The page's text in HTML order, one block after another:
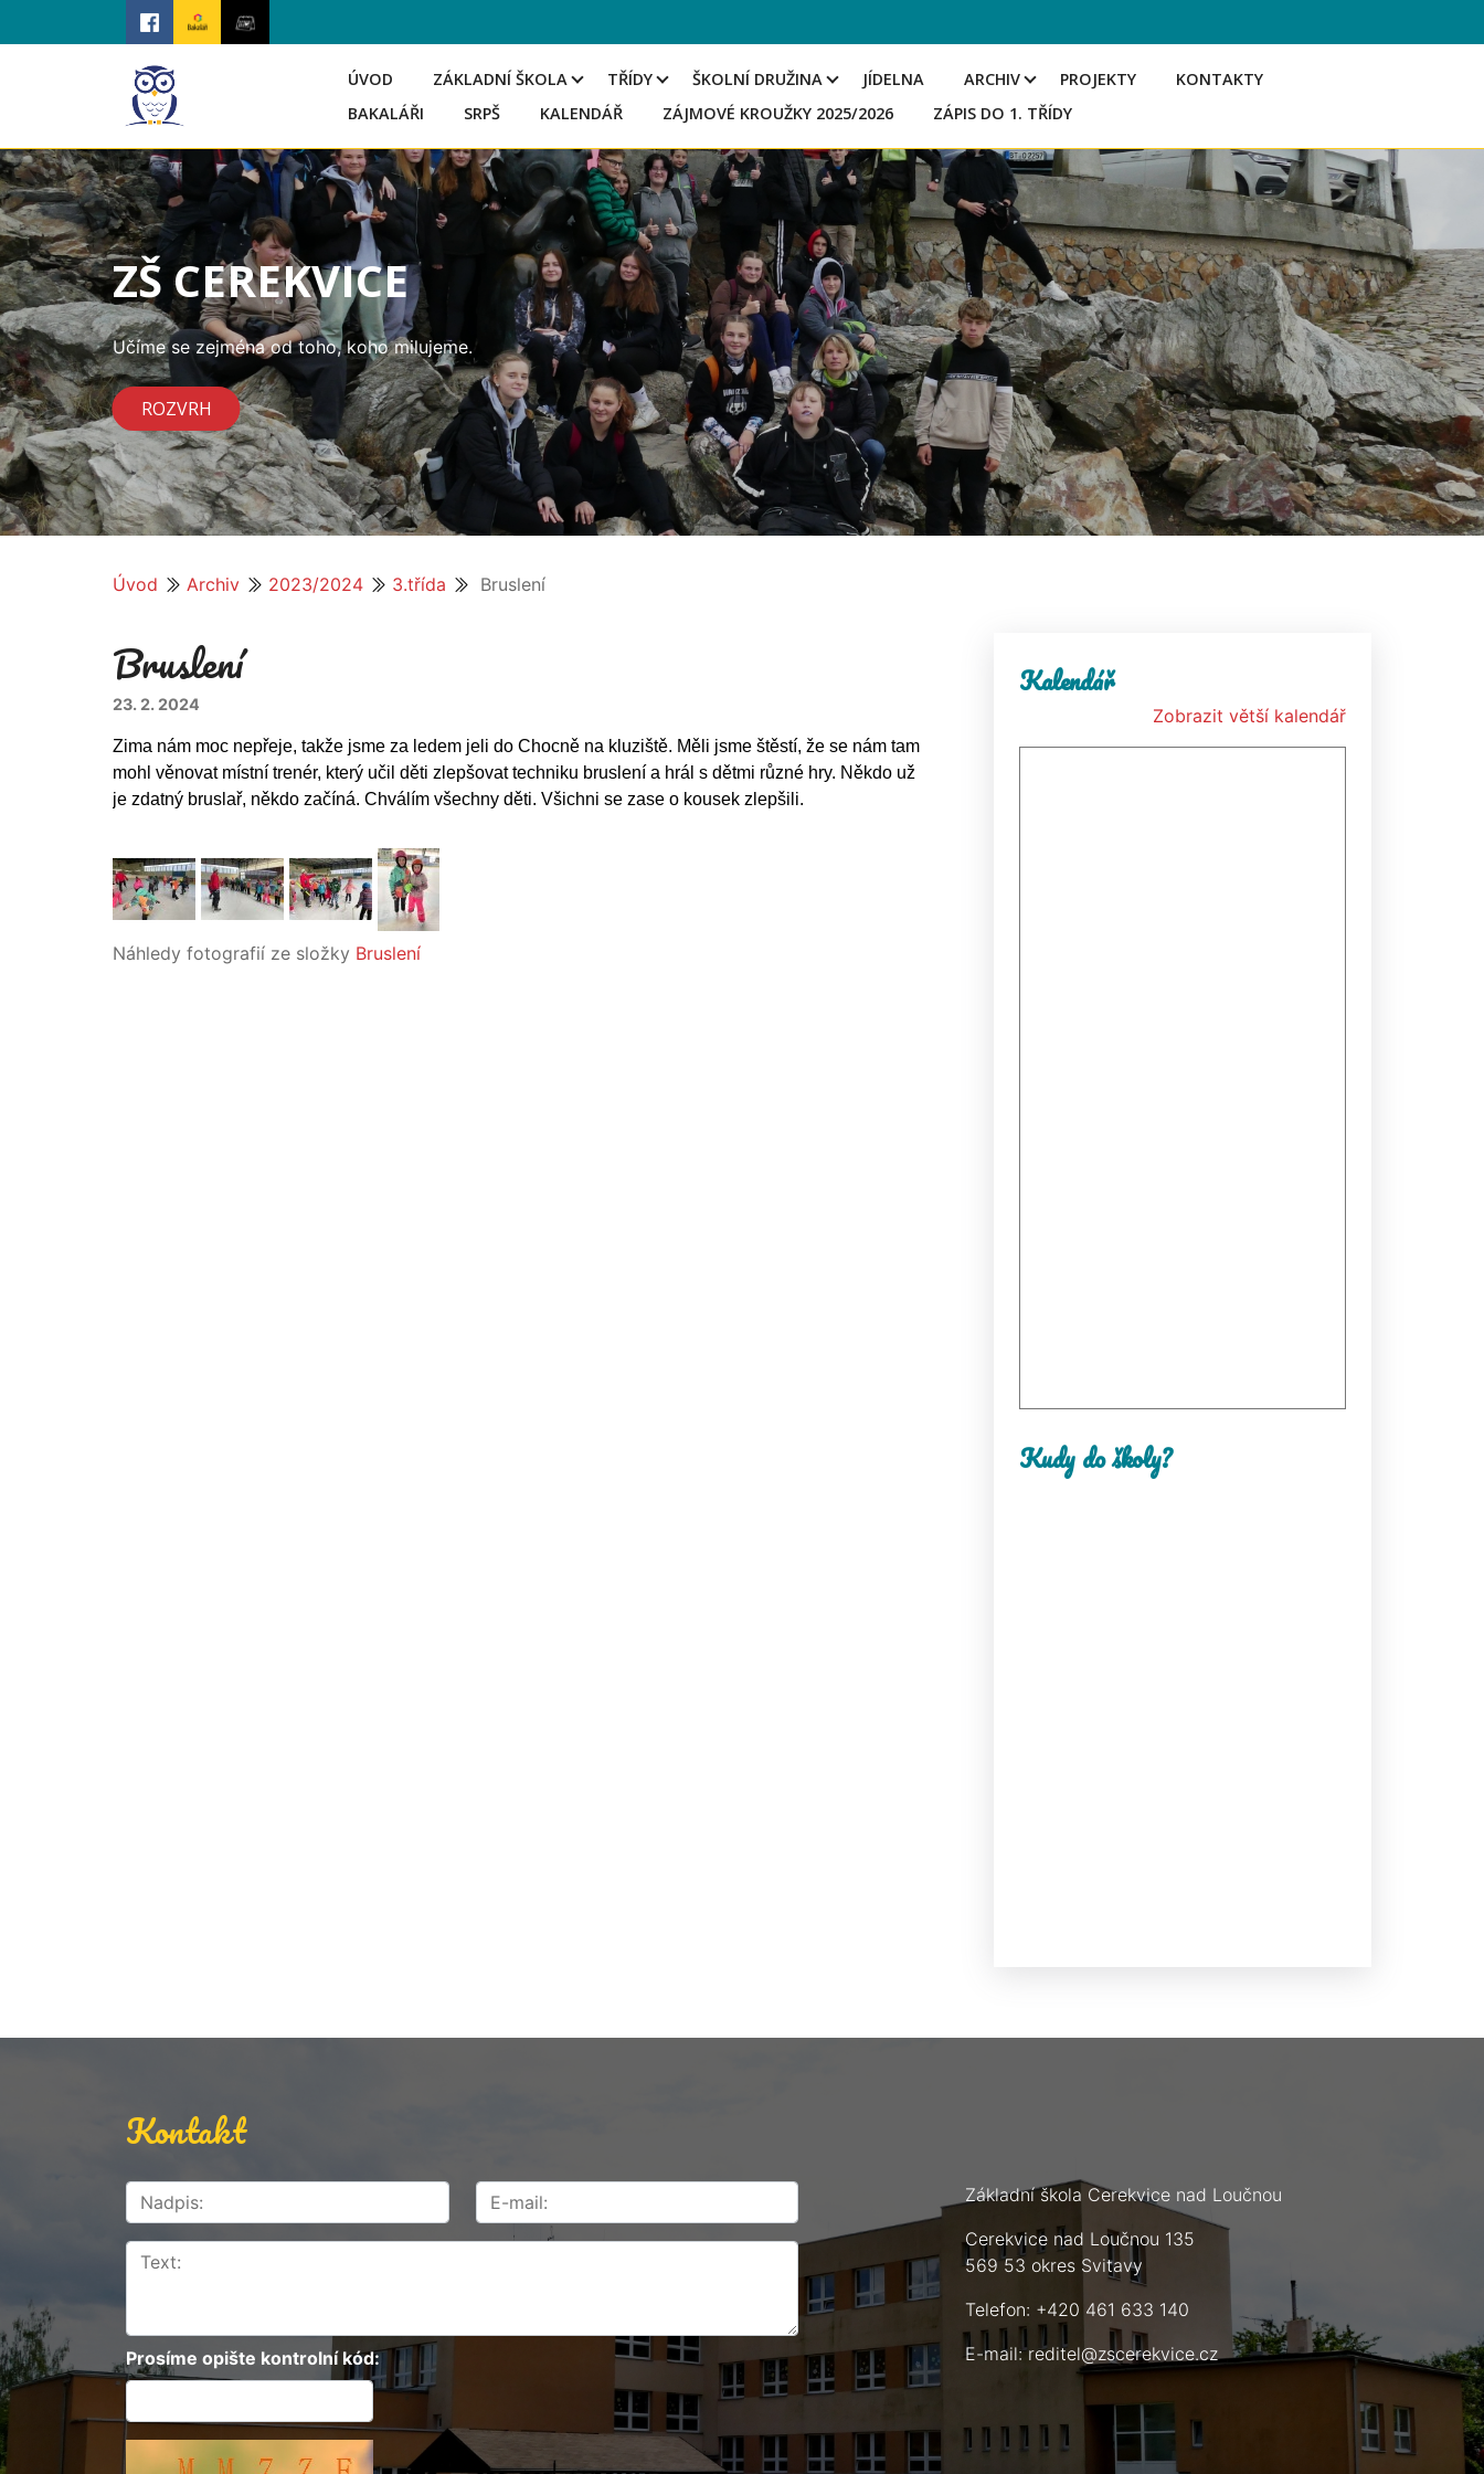
ÚVOD ZÁKLADNÍ ŠKOLA TŘÍDY ŠKOLNÍ DRUŽINA JÍDELNA ARCHIV PROJEKTY
KONTAKTY
BAKALÁŘI
SRPŠ KALENDÁŘ ZÁJMOVÉ KROUŽKY 2025/2026 ZÁPIS DO 1. TŘÍDY
ZŠ CEREKVICE
Učíme se zejména od toho, koho milujeme.
ROZVRH
Úvod Archiv 2023/2024 3.třída Bruslení
Bruslení
23. 2. 2024
Zima nám moc nepřeje, takže jsme za ledem jeli do Chocně na kluziště. Měli jsme štěstí, že se nám tam
mohl věnovat místní trenér, který učil děti zlepšovat techniku bruslení a hrál s dětmi různé hry. Někdo už
je zdatný bruslař, někdo začíná. Chválím všechny děti. Všichni se zase o kousek zlepšili.
Náhledy fotografií ze složky Bruslení
Kalendář
Zobrazit větší kalendář
Kudy do školy?
Kontakt
Prosíme opište kontrolní kód:
Základní škola Cerekvice nad Loučnou
Cerekvice nad Loučnou 135
569 53 okres Svitavy
Telefon: +420 461 633 140
E-mail:reditel@zscerekvice.cz